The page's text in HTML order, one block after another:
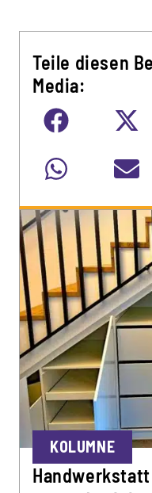
Teile diesen
Media:
KOLUMNE